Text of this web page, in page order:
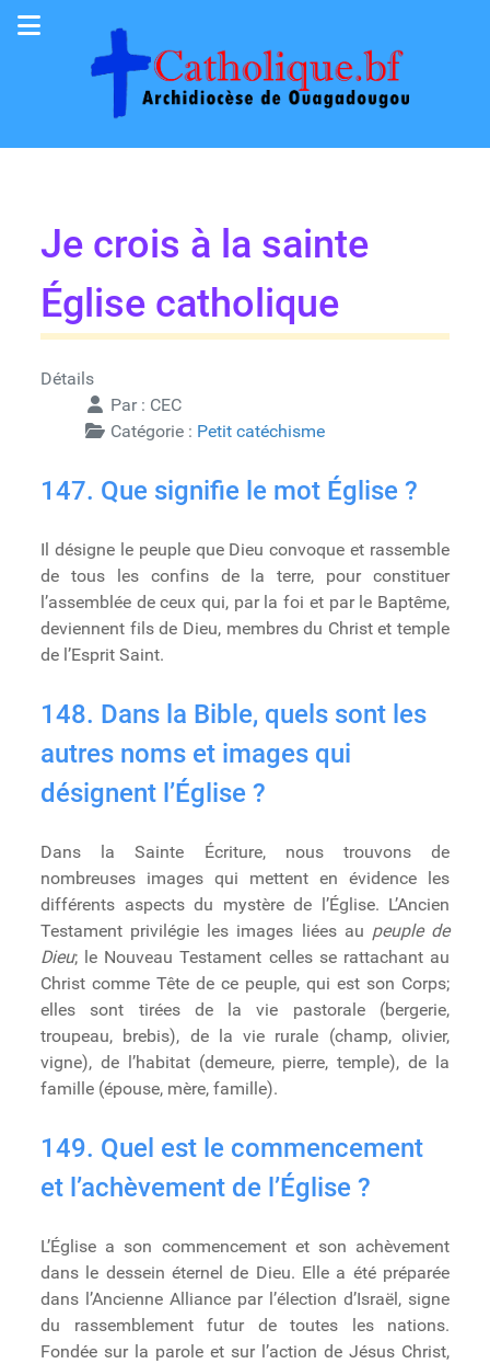
Je crois à la sainte
Église catholique
Détails
Par : CEC
Catégorie : Petit catéchisme
147. Que signifie le mot Église ?
Il désigne le peuple que Dieu convoque et rassemble
de tous les confins de la terre, pour constituer
l’assemblée de ceux qui, par la foi et par le Baptême,
deviennent fils de Dieu, membres du Christ et temple
de l’Esprit Saint.
148. Dans la Bible, quels sont les
autres noms et images qui
désignent l’Église ?
Dans la Sainte Écriture, nous trouvons de
nombreuses images qui mettent en évidence les
différents aspects du mystère de l’Église. L’Ancien
Testament privilégie les images liées au peuple de
Dieu; le Nouveau Testament celles se rattachant au
Christ comme Tête de ce peuple, qui est son Corps;
elles sont tirées de la vie pastorale (bergerie,
troupeau, brebis), de la vie rurale (champ, olivier,
vigne), de l’habitat (demeure, pierre, temple), de la
famille (épouse, mère, famille).
149. Quel est le commencement
et l’achèvement de l’Église ?
L’Église a son commencement et son achèvement
dans le dessein éternel de Dieu. Elle a été préparée
dans l’Ancienne Alliance par l’élection d’Israël, signe
du rassemblement futur de toutes les nations.
Fondée sur la parole et sur l’action de Jésus Christ,